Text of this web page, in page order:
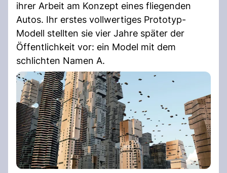
ihrer Arbeit am Konzept eines fliegenden
Autos. Ihr erstes vollwertiges Prototyp-
Modell stellten sie vier Jahre später der
Öffentlichkeit vor: ein Model mit dem
schlichten Namen A.